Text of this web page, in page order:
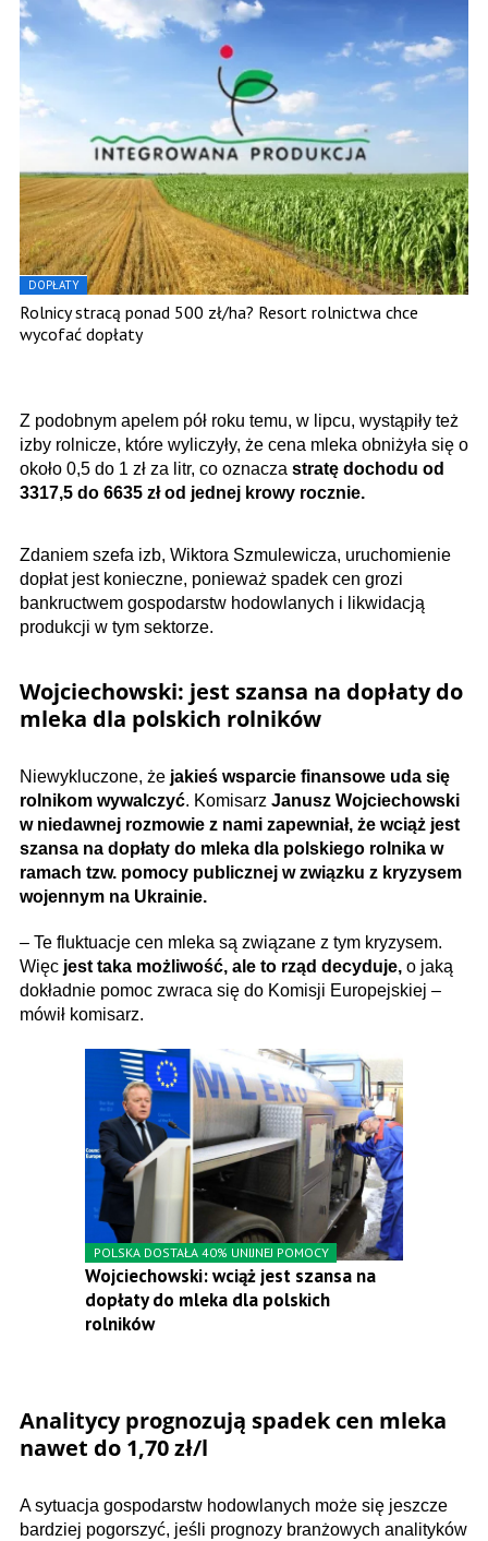
DOPŁATY
Rolnicy stracą ponad 500 zł/ha? Resort rolnictwa chce
wycofać dopłaty
Z podobnym apelem pół roku temu, w lipcu, wystąpiły też
izby rolnicze, które wyliczyły, że cena mleka obniżyła się o
około 0,5 do 1 zł za litr, co oznacza stratę dochodu od
3317,5 do 6635 zł od jednej krowy rocznie.
Zdaniem szefa izb, Wiktora Szmulewicza, uruchomienie
dopłat jest konieczne, ponieważ spadek cen grozi
bankructwem gospodarstw hodowlanych i likwidacją
produkcji w tym sektorze.
Wojciechowski: jest szansa na dopłaty do
mleka dla polskich rolników
Niewykluczone, że jakieś wsparcie finansowe uda się
rolnikom wywalczyć. Komisarz Janusz Wojciechowski
w niedawnej rozmowie z nami zapewniał, że wciąż jest
szansa na dopłaty do mleka dla polskiego rolnika w
ramach tzw. pomocy publicznej w związku z kryzysem
wojennym na Ukrainie.
– Te fluktuacje cen mleka są związane z tym kryzysem.
Więc jest taka możliwość, ale to rząd decyduje, o jaką
dokładnie pomoc zwraca się do Komisji Europejskiej –
mówił komisarz.
POLSKA DOSTAŁA 40% UNIJNEJ POMOCY
Wojciechowski: wciąż jest szansa na
dopłaty do mleka dla polskich
rolników
Analitycy prognozują spadek cen mleka
nawet do 1,70 zł/l
A sytuacja gospodarstw hodowlanych może się jeszcze
bardziej pogorszyć, jeśli prognozy branżowych analityków